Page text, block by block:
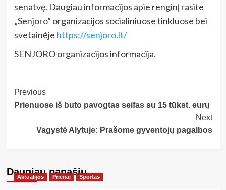
senatvę. Daugiau informacijos apie renginį rasite
„Senjoro” organizacijos socialiniuose tinkluose bei
svetainėje https://senjoro.lt/
SENJORO organizacijos informacija.
Post
Navigation
Previous
Prienuose iš buto pavogtas seifas su 15 tūkst. eurų
Next
Vagystė Alytuje: Prašome gyventojų pagalbos
Daugiau panašių…
Aktualijos Prienai Sportas